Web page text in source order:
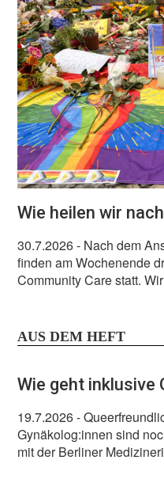
Wie heilen wir
30.7.2026- Nach dem
finden am Wochenende
Community Care statt.
AUS DEM HEFT
Wie geht inklusive
19.7.2026-
Gynäkolog:innen sind
mit der Berliner